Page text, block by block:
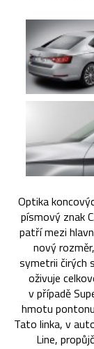
Optika
písmový znak
patří mezi
nový
symetrii čirých
oživuje
v případě
hmotu
Tato linka, v
Line,